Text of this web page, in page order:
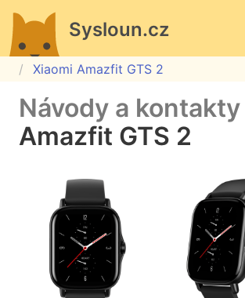
Sysloun.cz
Xiaomi Amazfit GTS 2
Návody a kontakty
Amazfit GTS 2